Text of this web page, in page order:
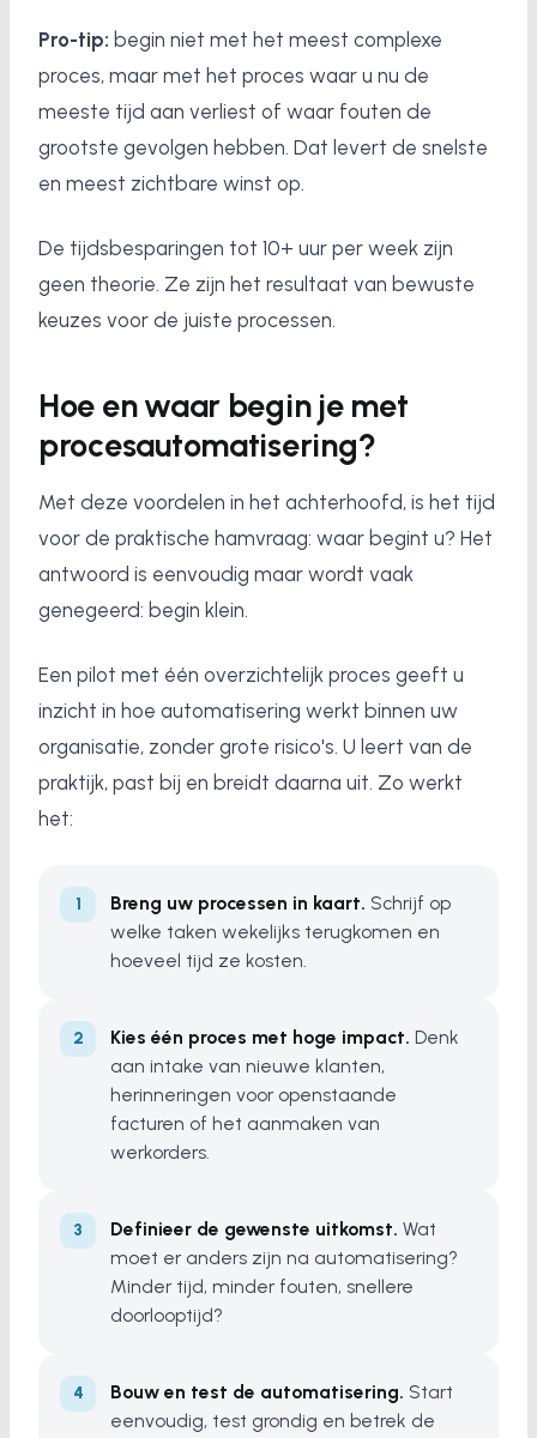
Pro-tip: begin niet met het meest complexe
proces, maar met het proces waar u nu de
meeste tijd aan verliest of waar fouten de
grootste gevolgen hebben. Dat levert de snelste
en meest zichtbare winst op.
De tijdsbesparingen tot 10+ uur per week zijn
geen theorie. Ze zijn het resultaat van bewuste
keuzes voor de juiste processen.
Hoe en waar begin je met
procesautomatisering?
Met deze voordelen in het achterhoofd, is het tijd
voor de praktische hamvraag: waar begint u? Het
antwoord is eenvoudig maar wordt vaak
genegeerd: begin klein.
Een pilot met één overzichtelijk proces geeft u
inzicht in hoe automatisering werkt binnen uw
organisatie, zonder grote risico's. U leert van de
praktijk, past bij en breidt daarna uit. Zo werkt
het:
Breng uw processen in kaart. Schrijf op
welke taken wekelijks terugkomen en
hoeveel tijd ze kosten.
Kies één proces met hoge impact. Denk
aan intake van nieuwe klanten,
herinneringen voor openstaande
facturen of het aanmaken van
werkorders.
Definieer de gewenste uitkomst. Wat
moet er anders zijn na automatisering?
Minder tijd, minder fouten, snellere
doorlooptijd?
Bouw en test de automatisering. Start
eenvoudig, test grondig en betrek de